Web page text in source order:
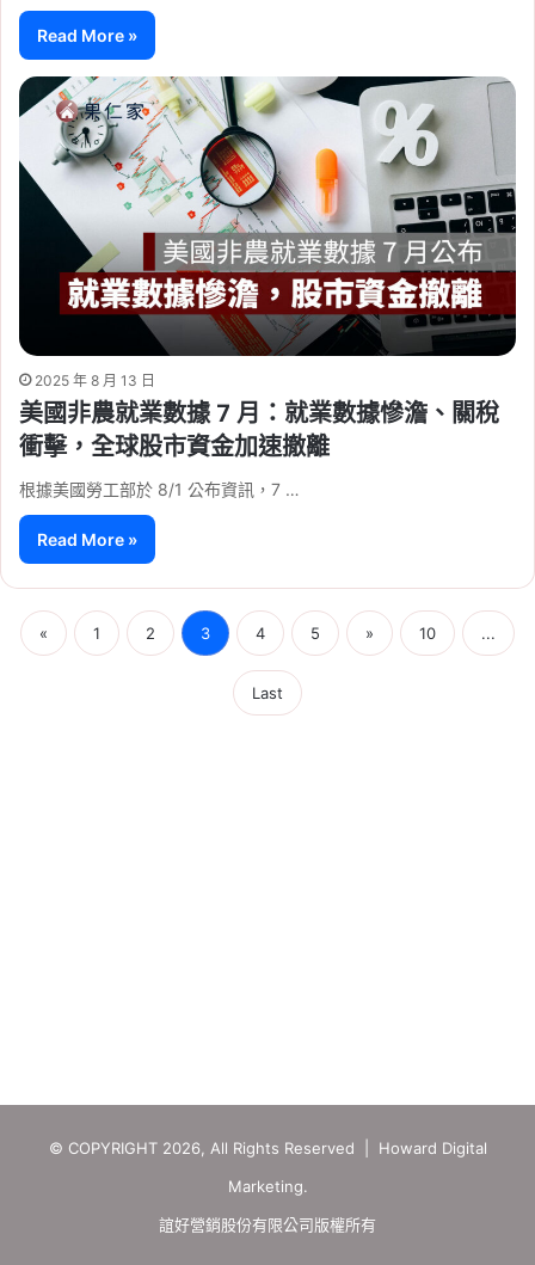
Read More »
2025 年 8 月 13 日
美國非農就業數據 7 月：就業數據慘澹、關稅
衝擊，全球股市資金加速撤離
根據美國勞工部於 8/1 公布資訊，7 …
Read More »
« 1 2 3 4 5 » 10 ...
Last
© COPYRIGHT 2026, All Rights Reserved | Howard Digital
Marketing.
誼好營銷股份有限公司版權所有